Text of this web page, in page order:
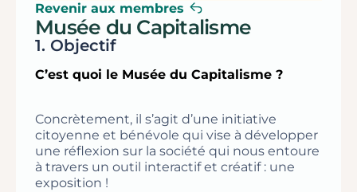
Revenir aux membres
Musée du Capitalisme
1. Objectif
C’est quoi le Musée du Capitalisme ?
Concrètement, il s’agit d’une initiative
citoyenne et bénévole qui vise à développer
une réflexion sur la société qui nous entoure
à travers un outil interactif et créatif : une
exposition !